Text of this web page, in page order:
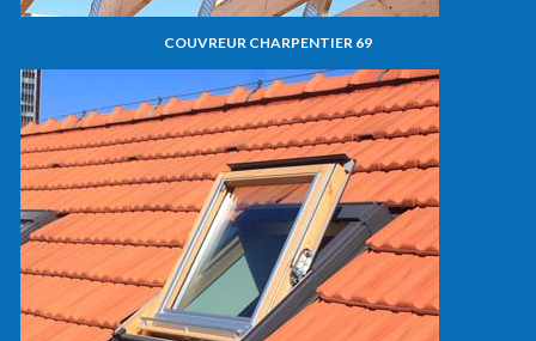
COUVREUR CHARPENTIER 69